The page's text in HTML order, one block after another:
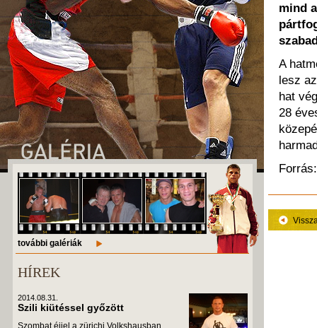
további galériák
HÍREK
2014.08.31.
Szili kiütéssel győzött
Szombat éjjel a zürichi Volkshausban
mind
A
lesz
hat
28